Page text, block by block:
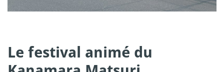
Le festival animé du